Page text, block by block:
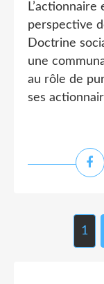
perspective
Doctrine
une
au rôle de
ses
1